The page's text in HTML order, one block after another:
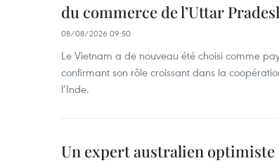
du commerce de l’Uttar
08/08/2026 09:50
Le Vietnam a de nouveau été choisi comme
confirmant son rôle croissant dans la
l’Inde.
Un expert australien optimiste